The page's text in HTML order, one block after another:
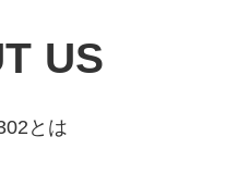
US
とは